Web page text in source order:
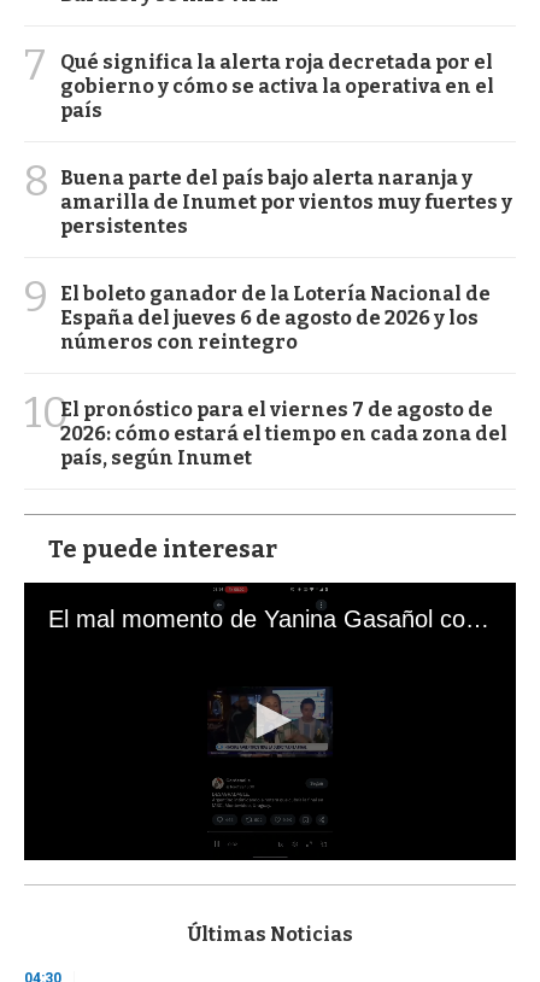
7
Qué significa la alerta roja decretada por el
gobierno y cómo se activa la operativa en el
país
8
Buena parte del país bajo alerta naranja y
amarilla de Inumet por vientos muy fuertes y
persistentes
9
El boleto ganador de la Lotería Nacional de
España del jueves 6 de agosto de 2026 y los
números con reintegro
10El pronóstico para el viernes 7 de agosto de
2026: cómo estará el tiempo en cada zona del
país, según Inumet
Te puede interesar
El mal momento de Yanina Gasañol con un hincha argentino en "Subrayado"
s
Últimas Noticias
04:30